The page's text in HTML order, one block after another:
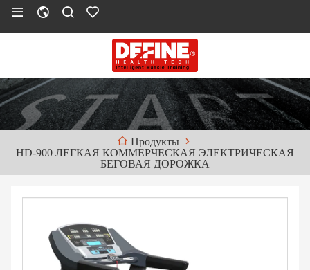
Продукты
HD-900 ЛЕГКАЯ КОММЕРЧЕСКАЯ ЭЛЕКТРИЧЕСКАЯ
БЕГОВАЯ ДОРОЖКА